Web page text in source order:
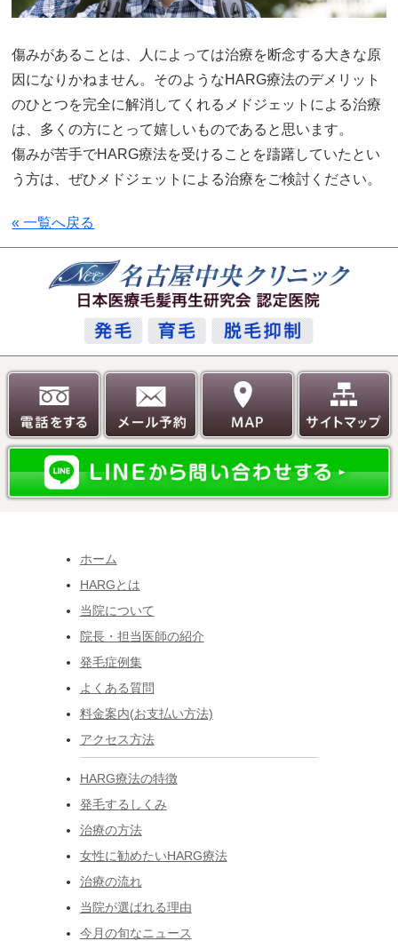
傷みがあることは、人によっては治療を断念する大きな原
因になりかねません。そのようなHARG療法のデメリット
のひとつを完全に解消してくれるメドジェットによる治療
は、多くの方にとって嬉しいものであると思います。
傷みが苦手でHARG療法を受けることを躊躇していたとい
う方は、ぜひメドジェットによる治療をご検討ください。
« 一覧へ戻る
ホーム
HARGとは
当院について
院長・担当医師の紹介
発毛症例集
よくある質問
料金案内(お支払い方法)
アクセス方法
HARG療法の特徴
発毛するしくみ
治療の方法
女性に勧めたいHARG療法
治療の流れ
当院が選ばれる理由
今月の旬なニュース